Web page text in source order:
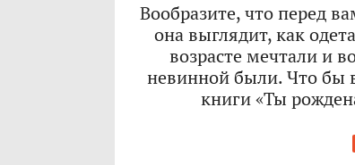
Вообразите, что перед
она выглядит, как
возрасте мечтали и
невинной были. Что бы
книги «Ты